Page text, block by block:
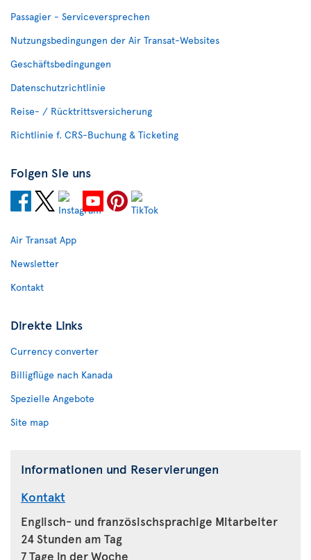
Passagier - Serviceversprechen
Nutzungsbedingungen der Air Transat-Websites
Geschäftsbedingungen
Datenschutzrichtlinie
Reise- / Rücktrittsversicherung
Richtlinie f. CRS-Buchung & Ticketing
Folgen Sie uns
Air Transat App
Newsletter
Kontakt
Direkte Links
Currency converter
Billigflüge nach Kanada
Spezielle Angebote
Site map
Informationen und Reservierungen
Kontakt
Englisch- und französischsprachige Mitarbeiter
24 Stunden am Tag
7 Tage in der Woche